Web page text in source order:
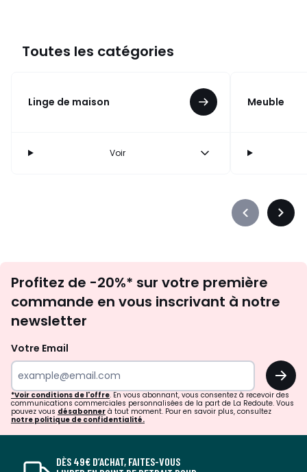
Toutes les catégories
Linge de maison
Voir
Meuble
Précédent
gauche
newsletter
Profitez de -20%* sur votre première
commande en vous inscrivant à notre
newsletter
Votre Email
OK
*Voir conditions de l'offre. En vous abonnant, vous consentez à recevoir des
communications commerciales personnalisées de la part de La Redoute. Vous
pouvez vous désabonner à tout moment. Pour en savoir plus, consultez
notre politique de confidentialité.
DÈS 49€ D’ACHAT, FAITES-VOUS